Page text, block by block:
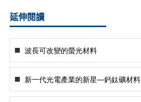
延伸閱讀
波長可改變的螢光材料
新一代光電產業的新星—鈣鈦礦材料